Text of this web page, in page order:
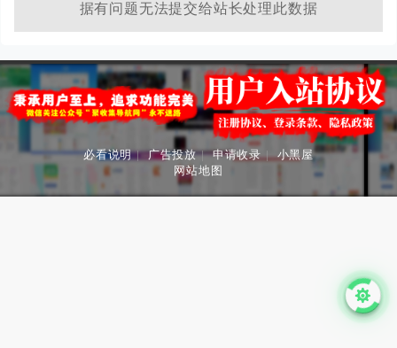
据有问题无法提交给站长处理此数据
必看说明 | 广告投放 | 申请收录 | 小黑屋
网站地图